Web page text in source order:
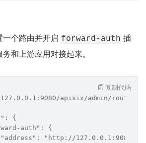
个路由并开启 forward-auth 插
和上游应用对接起来。
apisix/admin/routes/1 -
{
auth": {
"http://127.0.0.1:9080/
复制代码